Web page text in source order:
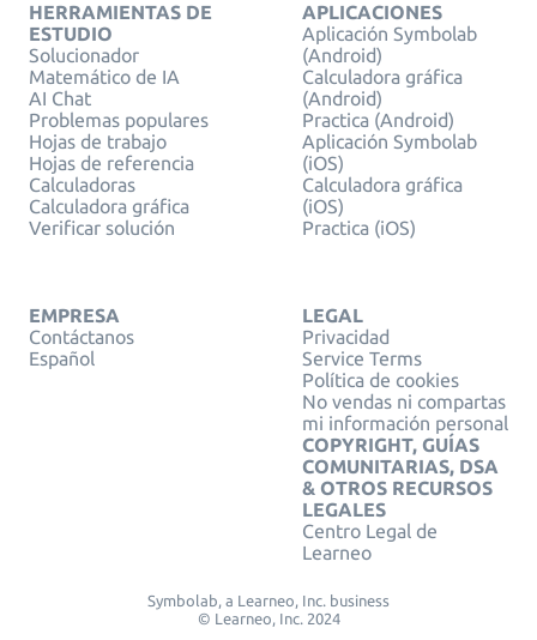
HERRAMIENTAS DE
ESTUDIO
Solucionador
Matemático de IA
AI Chat
Problemas populares
Hojas de trabajo
Hojas de referencia
Calculadoras
Calculadora gráfica
Verificar solución
APLICACIONES
Aplicación Symbolab
(Android)
Calculadora gráfica
(Android)
Practica (Android)
Aplicación Symbolab
(iOS)
Calculadora gráfica
(iOS)
Practica (iOS)
EMPRESA
Contáctanos
Español
LEGAL
Privacidad
Service Terms
Política de cookies
No vendas ni compartas
mi información personal
COPYRIGHT, GUÍAS
COMUNITARIAS, DSA
& OTROS RECURSOS
LEGALES
Centro Legal de
Learneo
Symbolab, a Learneo, Inc. business
© Learneo, Inc. 2024